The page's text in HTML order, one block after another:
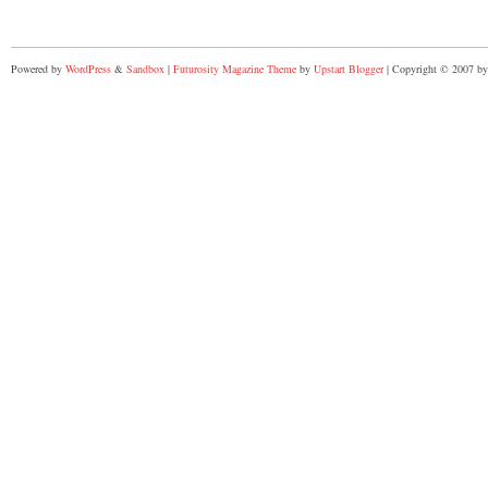
Powered by WordPress & Sandbox | Futurosity Magazine Theme by Upstart Blogger| Copyright © 2007 by